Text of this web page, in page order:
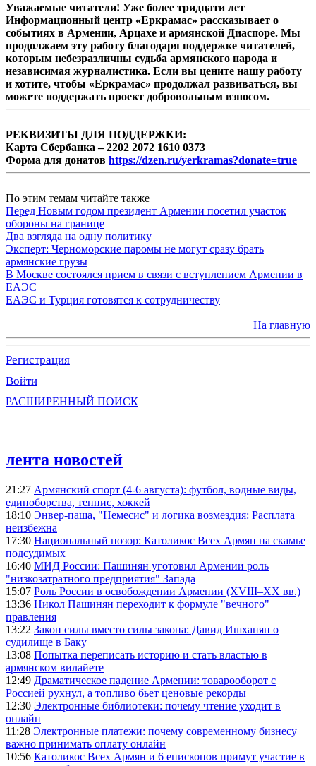
Уважаемые читатели! Уже более тридцати лет
Информационный центр «Еркрамас» рассказывает о
событиях в Армении, Арцахе и армянской Диаспоре. Мы
продолжаем эту работу благодаря поддержке читателей,
которым небезразличны судьба армянского народа и
независимая журналистика. Если вы цените нашу работу
и хотите, чтобы «Еркрамас» продолжал развиваться, вы
можете поддержать проект добровольным взносом.
РЕКВИЗИТЫ ДЛЯ ПОДДЕРЖКИ:
Карта Сбербанка – 2202 2072 1610 0373
Форма для донатов https://dzen.ru/yerkramas?donate=true
По этим темам читайте также
Перед Новым годом президент Армении посетил участок
обороны на границе
Два взгляда на одну политику
Эксперт: Черноморские паромы не могут сразу брать
армянские грузы
В Москве состоялся прием в связи с вступлением Армении в
ЕАЭС
ЕАЭС и Турция готовятся к сотрудничеству
На главную
Регистрация
Войти
РАСШИРЕННЫЙ ПОИСК
лента новостей
21:27 Армянский спорт (4-6 августа): футбол, водные виды,
единоборства, теннис, хоккей
18:10 Энвер-паша, "Немесис" и логика возмездия: Расплата
неизбежна
17:30 Национальный позор: Католикос Всех Армян на скамье
подсудимых
16:40 МИД России: Пашинян уготовил Армении роль
"низкозатратного предприятия" Запада
15:07 Роль России в освобождении Армении (XVIII–XX вв.)
13:36 Никол Пашинян переходит к формуле "вечного"
правления
13:22 Закон силы вместо силы закона: Давид Ишханян о
судилище в Баку
13:08 Попытка переписать историю и стать властью в
армянском вилайете
12:49 Драматическое падение Армении: товарооборот с
Россией рухнул, а топливо бьет ценовые рекорды
12:30 Электронные библиотеки: почему чтение уходит в
онлайн
11:28 Электронные платежи: почему современному бизнесу
важно принимать оплату онлайн
10:56 Католикос Всех Армян и 6 епископов примут участие в